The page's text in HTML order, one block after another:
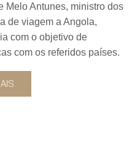
Melo Antunes, ministro dos
de viagem a Angola,
com o objetivo de
com os referidos países.